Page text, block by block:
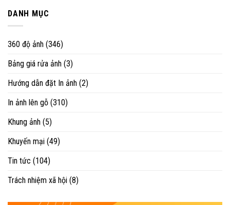
DANH MỤC
360 độ ảnh (346)
Bảng giá rửa ảnh (3)
Hướng dẫn đặt In ảnh (2)
In ảnh lên gỗ (310)
Khung ảnh (5)
Khuyến mại (49)
Tin tức (104)
Trách nhiệm xã hội (8)